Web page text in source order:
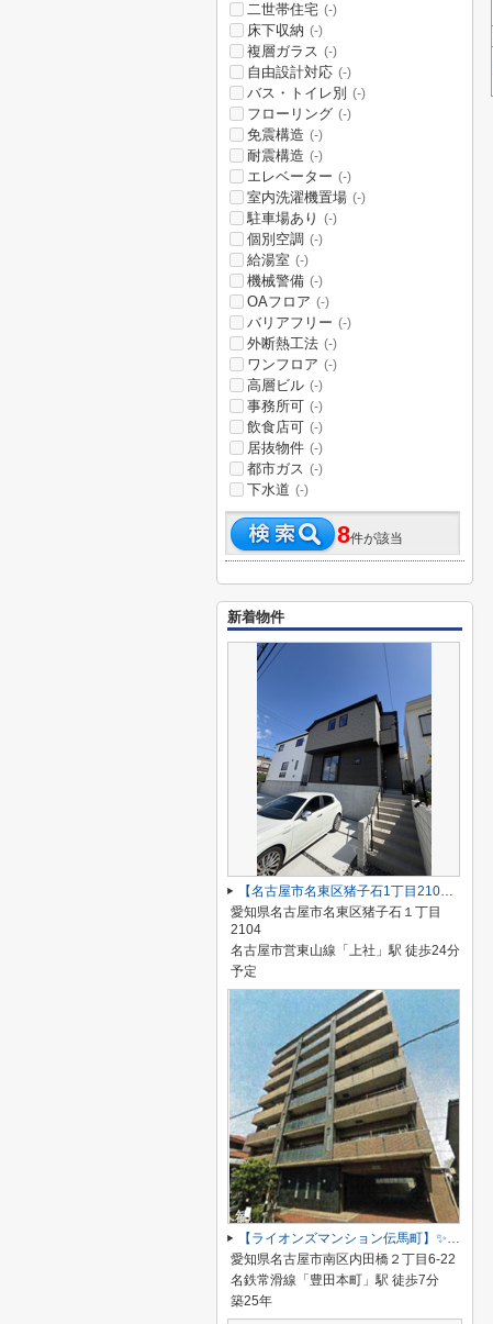
二世帯住宅 (-)
床下収納 (-)
複層ガラス (-)
自由設計対応 (-)
バス・トイレ別 (-)
フローリング (-)
免震構造 (-)
耐震構造 (-)
エレベーター (-)
室内洗濯機置場 (-)
駐車場あり (-)
個別空調 (-)
給湯室 (-)
機械警備 (-)
OAフロア (-)
バリアフリー (-)
外断熱工法 (-)
ワンフロア (-)
高層ビル (-)
事務所可 (-)
飲食店可 (-)
居抜物件 (-)
都市ガス (-)
下水道 (-)
8件が該当
新着物件
【名古屋市名東区猪子石1丁目2104新築戸建2号棟】✨️仲介手数料無料✨️猪子石小学校・猪高中学校
愛知県名古屋市名東区猪子石１丁目
2104
名古屋市営東山線「上社」駅 徒歩24分
予定
【ライオンズマンション伝馬町】✨️仲介手数料無料✨️明治小学校・明豊中学校
愛知県名古屋市南区内田橋２丁目6-22
名鉄常滑線「豊田本町」駅 徒歩7分
築25年